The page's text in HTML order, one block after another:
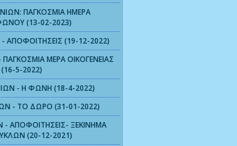
ΠΑΓΚΟΣΜΙΑ ΗΜΕΡΑ
(13-02-2023)
ΑΠΟΦΟΙΤΗΣΕΙΣ (19-12-2022)
ΜΕΡΑ ΟΙΚΟΓΕΝΕΙΑΣ
(16-5-2022)
- Η ΦΩΝΗ (18-4-2022)
- ΤΟ ΔΩΡΟ (31-01-2022)
ΑΠΟΦΟΙΤΗΣΕΙΣ- ΞΕΚΙΝΗΜΑ
(20-12-2021)